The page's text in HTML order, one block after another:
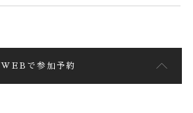
WEBで参加予約